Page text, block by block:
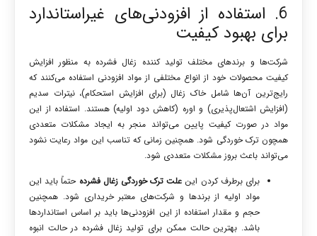
6. استفاده از افزودنی‌های غیراستاندارد
برای بهبود کیفیت
شرکت‌ها و برندهای مختلف تولید کننده زغال فشرده به منظور افزایش
کیفیت محصولات خود از انواع مختلفی از مواد افزودنی استفاده می‌کنند که
رایج‌ترین آن‌ها شامل خاک زغال (برای افزایش استحکام)، نیترات سدیم
(افزایش اشتعال‌پذیری) و اوره (کاهش دود اولیه) هستند. استفاده از این
مواد در صورت کیفیت پایین می‌تواند منجر به ایجاد مشکلات متعددی
همچون ترک خوردگی شود. همچنین زمانی که تناسب این مواد رعایت نشود
می‌تواند باعث بروز مشکلات متعددی شود.
برای برطرف کردن این علت ترک خوردگی زغال فشرده حتماً باید این
مواد اولیه از برندها و شرکت‌های معتبر خریداری شود. همچنین
حجم و مقدار استفاده از این افزودنی‌ها باید بر اساس استانداردها
باشد. بهترین حالت ممکن برای تولید زغال فشرده در حالت انبوه